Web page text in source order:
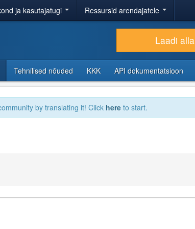
ja kasutajatugi Ressursid arendajatele
Laadi alla
Tehnilised nõuded KKK API dokumentatsioon
by translating it! Click here to start.